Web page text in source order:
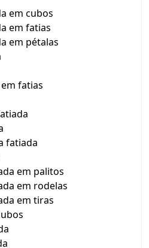
em cubos
em fatias
em pétalas
fatias
fatiada
em palitos
em rodelas
em tiras